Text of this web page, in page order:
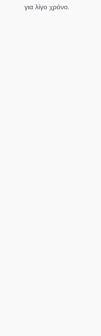
για λίγο χρόνο.